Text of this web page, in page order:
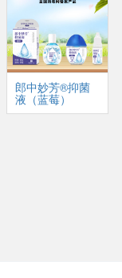
郎中妙芳®抑菌
液（蓝莓）